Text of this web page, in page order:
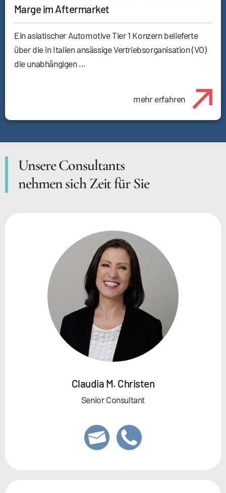
Marge im Aftermarket
Ein asiatischer Automotive Tier 1 Konzern belieferte
über die in Italien ansässige Vertriebsorganisation (VO)
die unabhängigen ...
mehr erfahren
Unsere Consultants
nehmen sich Zeit für Sie
Claudia M. Christen
Senior Consultant